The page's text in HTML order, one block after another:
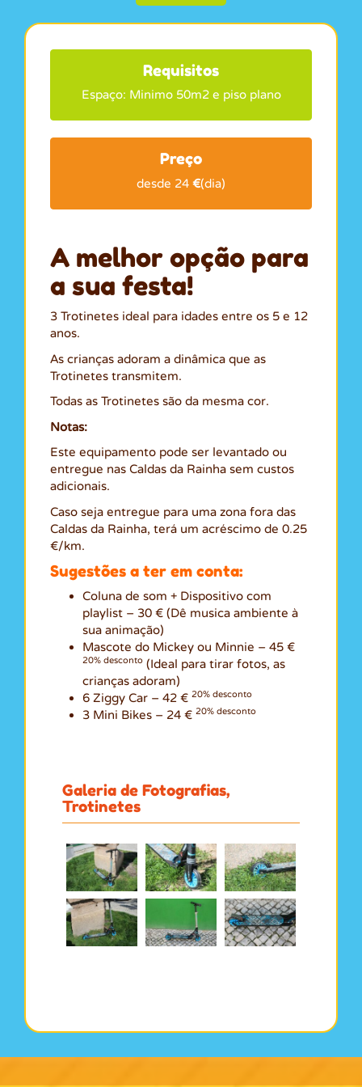
Requisitos
Espaço: Minimo 50m2 e piso plano
Preço
desde 24 €(dia)
A melhor opção para
a sua festa!
3 Trotinetes ideal para idades entre os 5 e 12
anos.
As crianças adoram a dinâmica que as
Trotinetes transmitem.
Todas as Trotinetes são da mesma cor.
Notas:
Este equipamento pode ser levantado ou
entregue nas Caldas da Rainha sem custos
adicionais.
Caso seja entregue para uma zona fora das
Caldas da Rainha, terá um acréscimo de 0.25
€/km.
Sugestões a ter em conta:
Coluna de som + Dispositivo com
playlist – 30 € (Dê musica ambiente à
sua animação)
Mascote do Mickey ou Minnie – 45 €
20% desconto (Ideal para tirar fotos, as
crianças adoram)
6 Ziggy Car – 42 € 20% desconto
3 Mini Bikes – 24 € 20% desconto
Galeria de Fotografias,
Trotinetes